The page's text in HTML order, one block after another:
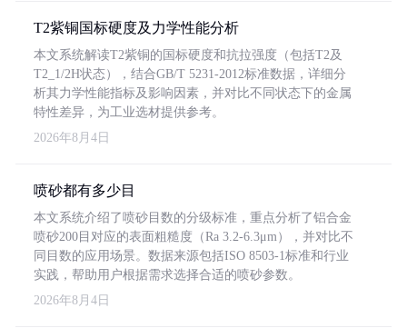
T2紫铜国标硬度及力学性能分析
本文系统解读T2紫铜的国标硬度和抗拉强度（包括T2及
T2_1/2H状态），结合GB/T 5231-2012标准数据，详细分
析其力学性能指标及影响因素，并对比不同状态下的金属
特性差异，为工业选材提供参考。
2026年8月4日
喷砂都有多少目
本文系统介绍了喷砂目数的分级标准，重点分析了铝合金
喷砂200目对应的表面粗糙度（Ra 3.2-6.3μm），并对比不
同目数的应用场景。数据来源包括ISO 8503-1标准和行业
实践，帮助用户根据需求选择合适的喷砂参数。
2026年8月4日